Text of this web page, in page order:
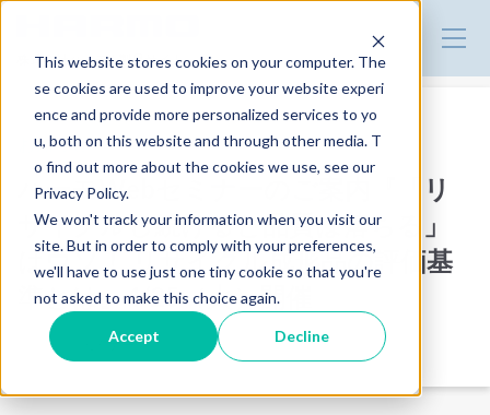
This website stores cookies on your computer. The
se cookies are used to improve your website experi
ence and provide more personalized services to yo
u, both on this website and through other media. T
o find out more about the cookies we use, see our
Privacy Policy.
We won't track your information when you visit our
site. But in order to comply with your preferences,
we'll have to use just one tiny cookie so that you're
not asked to make this choice again.
Accept Decline
株式会社ハーモ | 製品サイト
お知らせ
ハーモWebセミナーのご案内『「リ
サイクルし続けると品質は落ちる」
はウソ！ リサイクル成形品の評価基
準とは』4/25（火）開催
セミナー 2023.03.31